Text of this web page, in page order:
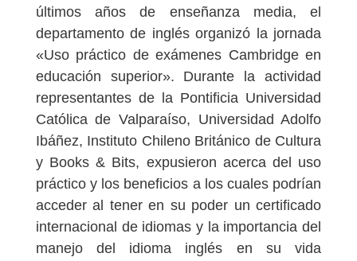
últimos años de enseñanza media, el
departamento de inglés organizó la jornada
«Uso práctico de exámenes Cambridge en
educación superior». Durante la actividad
representantes de la Pontificia Universidad
Católica de Valparaíso, Universidad Adolfo
Ibáñez, Instituto Chileno Británico de Cultura
y Books & Bits, expusieron acerca del uso
práctico y los beneficios a los cuales podrían
acceder al tener en su poder un certificado
internacional de idiomas y la importancia del
manejo del idioma inglés en su vida